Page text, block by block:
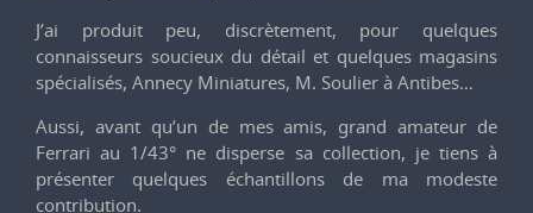
J’ai produit peu, discrètement, pour quelques
connaisseurs soucieux du détail et quelques magasins
spécialisés, Annecy Miniatures, M. Soulier à Antibes…
Aussi, avant qu’un de mes amis, grand amateur de
Ferrari au 1/43° ne disperse sa collection, je tiens à
présenter quelques échantillons de ma modeste
contribution.